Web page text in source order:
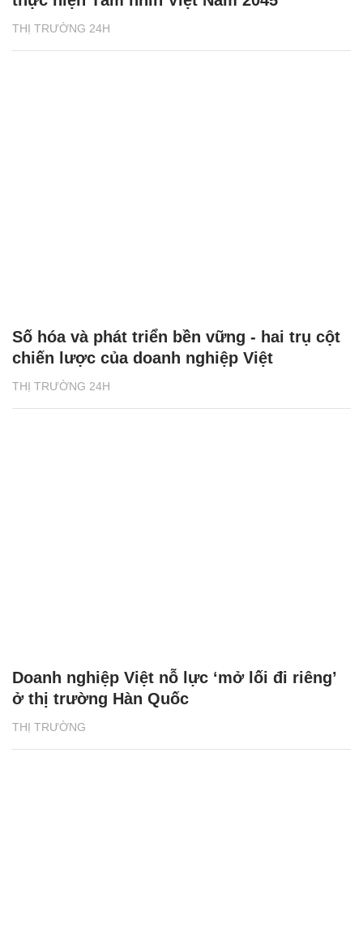
THỊ TRƯỜNG 24H
THỊ TRƯỜNG 24H
Số hóa và phát triển bền vững - hai trụ cột
chiến lược của doanh nghiệp Việt
THỊ TRƯỜNG
Doanh nghiệp Việt nỗ lực ‘mở lối đi riêng’
ở thị trường Hàn Quốc